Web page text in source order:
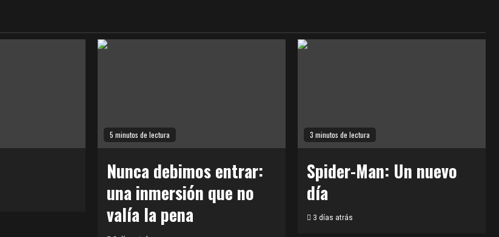
5 minutos de lectura
Nunca debimos entrar:
una inmersión que no
valía la pena
3 minutos de lectura
Spider-Man: Un nuevo
día
3 días atrás